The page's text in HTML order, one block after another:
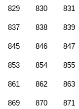
829 830 831
837 838 839
845 846 847
853 854 855
861 862 863
869 870 871